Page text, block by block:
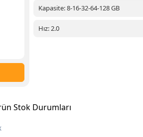
Kapasite: 8-16-32-64-128 GB
Hız: 2.0
Stok Durumları